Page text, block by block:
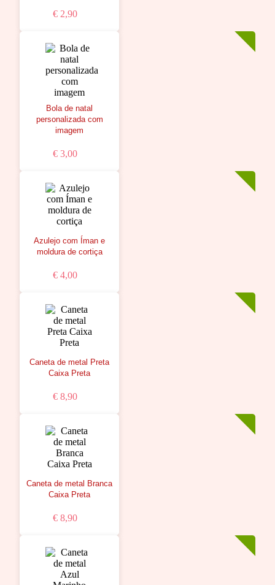
€ 2,90
Bola de natal
personalizada com
imagem
€ 3,00
Azulejo com Íman e
moldura de cortiça
€ 4,00
Caneta de metal Preta
Caixa Preta
€ 8,90
Caneta de metal Branca
Caixa Preta
€ 8,90